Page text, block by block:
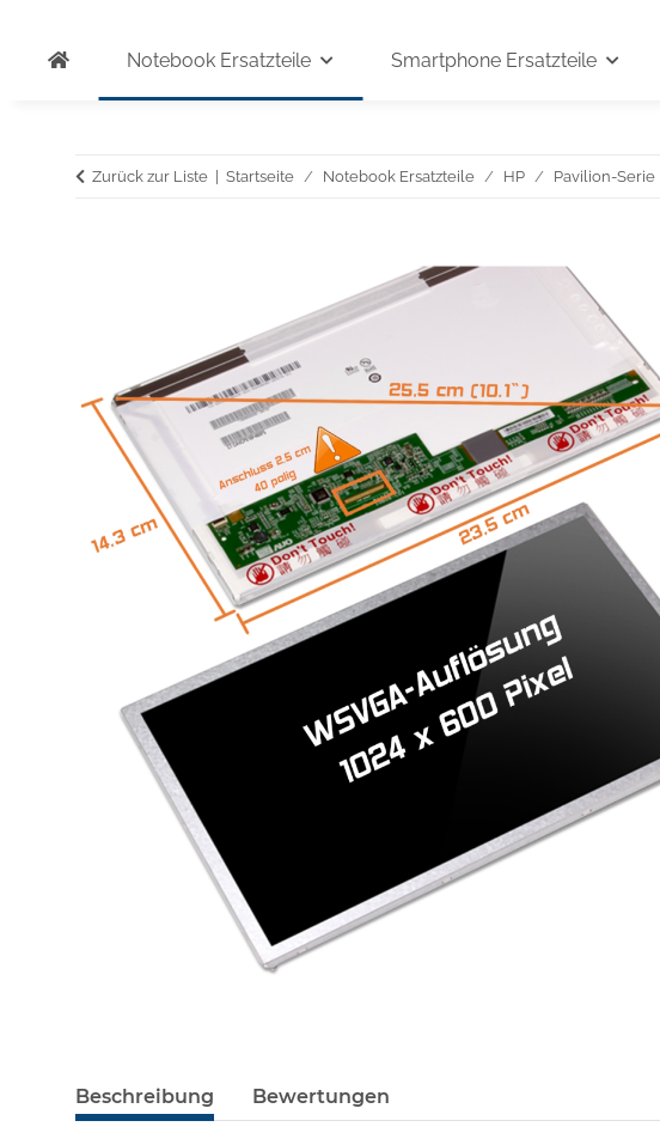
Notebook Ersatzteile Smartphone Ersatzteile
Zurück zur Liste Startseite Notebook Ersatzteile HP Pavilion-Serie
Beschreibung Bewertungen